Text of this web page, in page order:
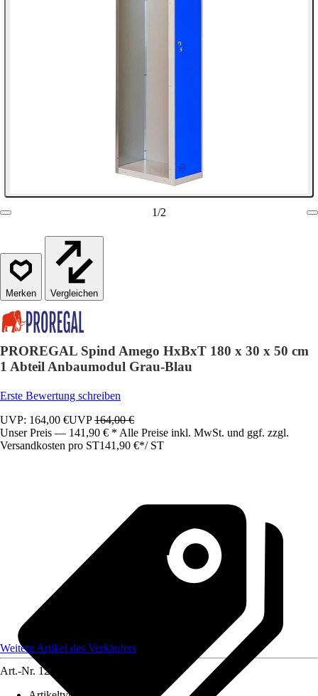
1/2
Vergleichen
PROREGAL Spind Amego HxBxT 180 x 30 x 50 cm
1 Abteil Anbaumodul Grau-Blau
Erste Bewertung schreiben
UVP: 164,00 €UVP164,00 €
Unser Preis — 141,90 € * Alle Preise inkl. MwSt. und ggf. zzgl.
Versandkosten pro ST141,90 €*/ ST
Weitere Artikel des Verkäufers
Art.-Nr. 12583449